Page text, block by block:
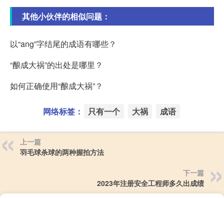
其他小伙伴的相似问题：
以“ang”字结尾的成语有哪些？
“酿成大祸”的出处是哪里？
如何正确使用“酿成大祸”？
网络标签： 只有一个 大祸 成语
上一篇
羽毛球杀球的两种握拍方法
下一篇
2023年注册安全工程师多久出成绩